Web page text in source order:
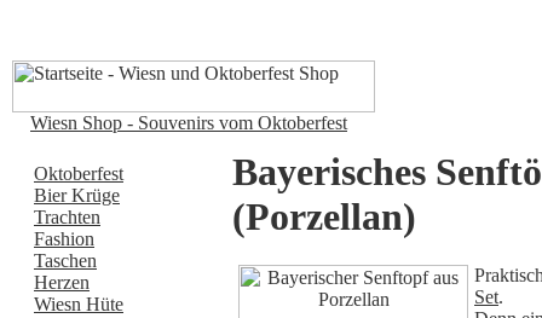
Wiesn Shop - Souvenirs vom Oktoberfest
Oktoberfest
Bier Krüge
Trachten
Fashion
Taschen
Herzen
Wiesn Hüte
Bayerisches
(Porzellan)
Set.